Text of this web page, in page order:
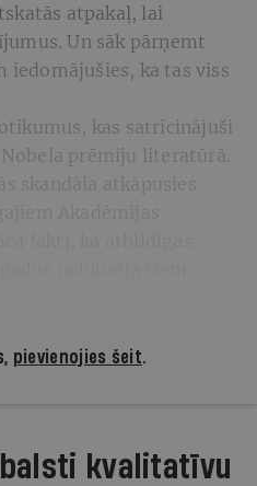
atpakaļ, lai
Un sāk pārņemt
iedomājušies, ka tas viss
kas satricinājuši
prēmiju literatūrā.
skandāla atkāpusies
pievienojies šeit.
kvalitatīvu